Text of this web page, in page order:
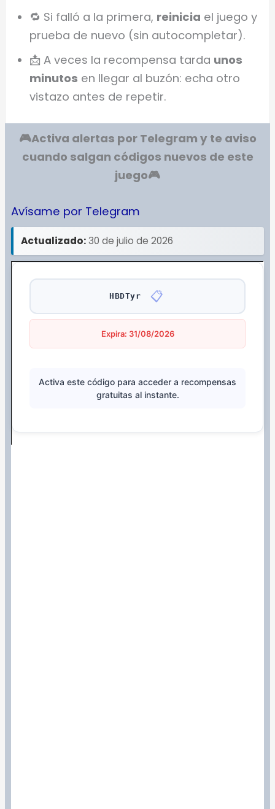
🔁 Si falló a la primera, reinicia el juego y
prueba de nuevo (sin autocompletar).
📩 A veces la recompensa tarda unos
minutos en llegar al buzón: echa otro
vistazo antes de repetir.
🎮Activa alertas por Telegram y te aviso
cuando salgan códigos nuevos de este
juego🎮
Avísame por Telegram
Actualizado:30 de julio de 2026
HBDTyr 📋
Expira: 31/08/2026
Activa este código para acceder a recompensas
gratuitas al instante.